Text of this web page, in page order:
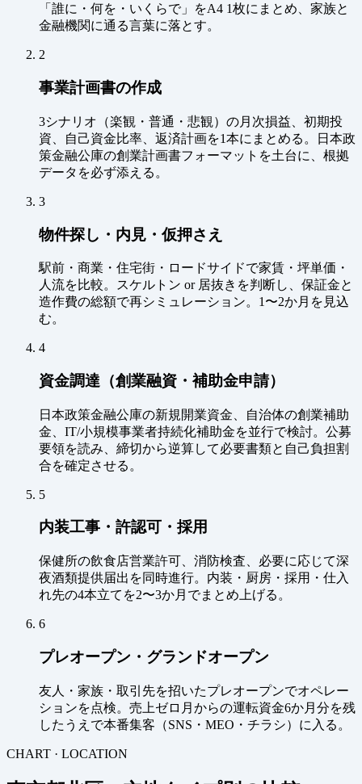
「誰に・何を・いくらで」をA4 1枚にまとめ、家族と
金融機関に通る言葉に落とす。
2
事業計画書の作成
3シナリオ（楽観・普通・悲観）の月次損益、初期投
資、自己資金比率、返済計画を1本にまとめる。日本政
策金融公庫の創業計画書フォーマットを土台に、根拠
データを必ず添える。
3
物件探し・内見・仮押さえ
駅前・商業・住宅街・ロードサイドで家賃・坪単価・
人流を比較。スケルトン or 居抜きを判断し、保証金と
造作費の総額で再シミュレーション。1〜2か月を見込
む。
4
資金調達（創業融資・補助金申請）
日本政策金融公庫の新規開業資金、自治体の創業補助
金、IT/小規模事業者持続化補助金を並行で検討。公募
要領を読み、締切から逆算して必要書類と自己負担割
合を確定させる。
5
内装工事・許認可・採用
保健所の飲食店営業許可、消防検査、必要に応じて深
夜酒類提供届出を同時進行。内装・厨房・採用・仕入
れ先の4本立てを2〜3か月でまとめ上げる。
6
プレオープン・グランドオープン
友人・家族・取引先を招いたプレオープンでオペレー
ションを点検。売上ゼロ月からの運転資金6か月分を残
したうえで本番集客（SNS・MEO・チラシ）に入る。
CHART · LOCATION